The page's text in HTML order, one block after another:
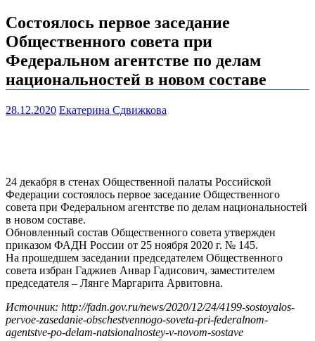
Состоялось первое заседание
Общественного совета при
Федеральном агентстве по делам
национальностей в новом составе
28.12.2020 Екатерина Сдвижкова
24 декабря в стенах Общественной палаты Российской
Федерации состоялось первое заседание Общественного
совета при Федеральном агентстве по делам национальностей
в новом составе.
Обновленный состав Общественного совета утвержден
приказом ФАДН России от 25 ноября 2020 г. № 145.
На прошедшем заседании председателем Общественного
совета избран Гаджиев Анвар Гадисович, заместителем
председателя – Лянге Маргарита Арвитовна.
Источник: http://fadn.gov.ru/news/2020/12/24/4199-sostoyalos-
pervoe-zasedanie-obschestvennogo-soveta-pri-federalnom-
agentstve-po-delam-natsionalnostey-v-novom-sostave